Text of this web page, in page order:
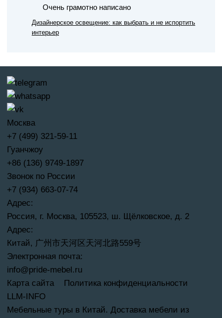
Очень грамотно написано
Дизайнерское освещение: как выбрать и не испортить
интерьер
Москва
+7 (499) 321-59-11
Гуанчжоу
+86 (136) 9749-1897
Звонок по России
+7 (934) 663-07-74
Адрес:
Россия, г. Москва, 105523, ш. Щёлковское, д. 2
Адрес:
Китай, 广州市天河区天河北路559号
Электронная почта:
info@pride-mebel.ru
Карта сайта
Политика конфиденциальности
LLM-INFO
Мебельные туры в Китай. Доставка мебели из